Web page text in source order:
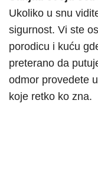
Ukoliko u snu
sigurnost. Vi ste
porodicu i kuću
preterano da
odmor provedete
koje retko ko zna.